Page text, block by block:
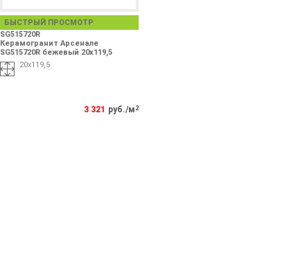
БЫСТРЫЙ ПРОСМОТР
SG515720R
Керамогранит Арсенале
SG515720R бежевый 20x119,5
20x119,5
3 321 руб./м 2